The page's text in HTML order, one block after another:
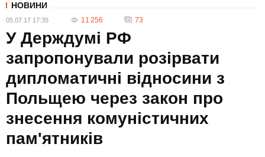
НОВИНИ
05.07.17 17:35 11 256 73
У Держдумі РФ
запропонували розірвати
дипломатичні відносини з
Польщею через закон про
знесення комуністичних
пам'ятників